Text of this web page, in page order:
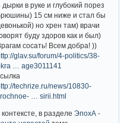
дырки в руке и глубокий порез
15 см ниже и стал бы
но хрен там) врачи
буду здоров как и был)
сосать! Всем добра! ))
glav.su/forum/4-politics/38-
… age3011141
techrize.ru/news/10830-
… sirii.html
контексте, в разделеЭпохА -